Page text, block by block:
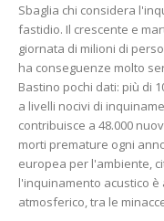
Sbaglia chi considera
fastidio. Il crescente e
giornata di milioni di
ha conseguenze molto
Bastino pochi dati: più di
a livelli nocivi di
contribuisce a 48.000
morti premature ogni
europea per l'ambiente,
l'inquinamento acustico è
atmosferico, tra le